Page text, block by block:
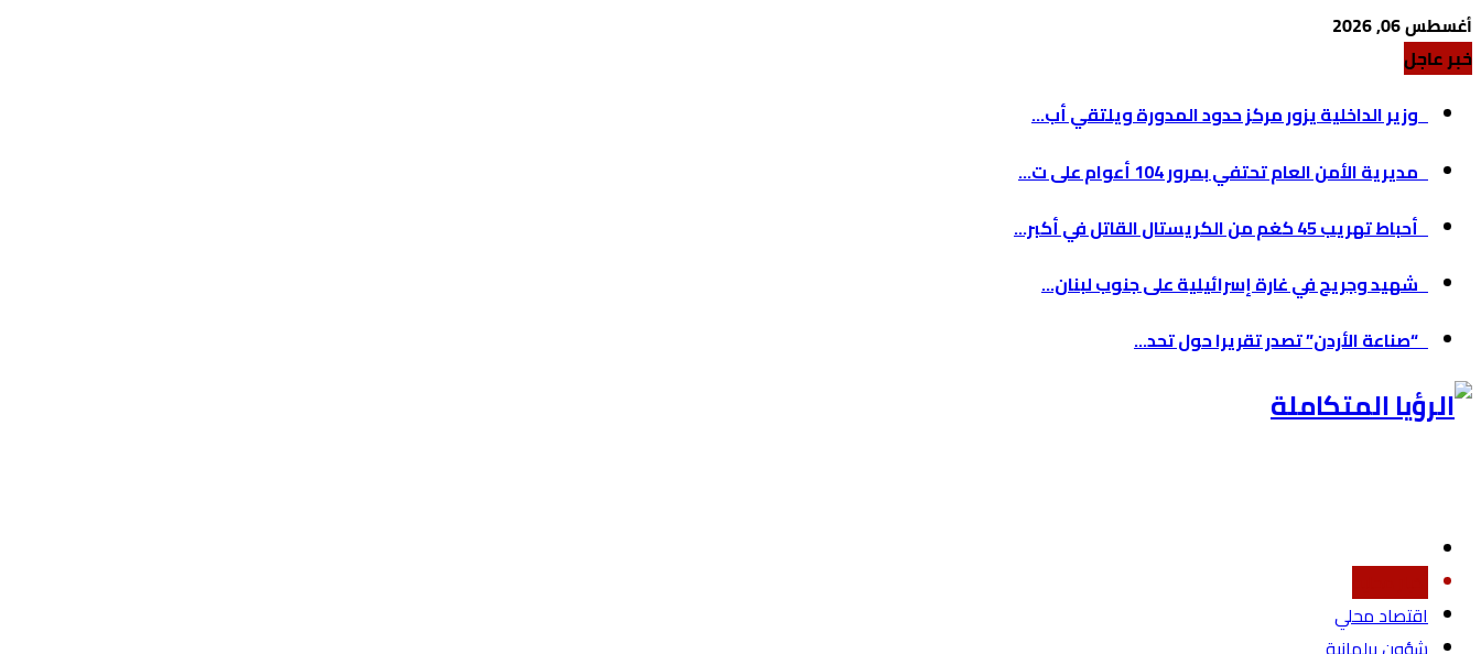
أغسطس 06, 2026
خبر عاجل
وزير الداخلية يزور مركز حدود المدورة ويلتقي أب...
مديرية الأمن العام تحتفي بمرور 104 أعوام على ت...
أحباط تهريب 45 كغم من الكريستال القاتل في أكبر...
شهيد وجريح في غارة إسرائيلية على جنوب لبنان...
“صناعة الأردن” تصدر تقريرا حول تحد...
اقتصاد محلي